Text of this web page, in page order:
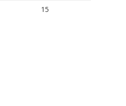
15